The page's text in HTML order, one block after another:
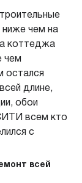
ниже чем на
коттеджа
чем
остался
длине,
обои
всем кто
с
всей